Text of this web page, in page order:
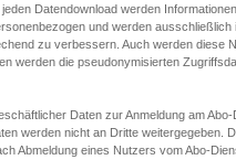
Datendownload werden
und werden ausschließlich
zu verbessern. Auch werden diese
werden die pseudonymisierten
Daten zur Anmeldung am
werden nicht an Dritte weitergegeben.
Abmeldung eines Nutzers vom Abo-